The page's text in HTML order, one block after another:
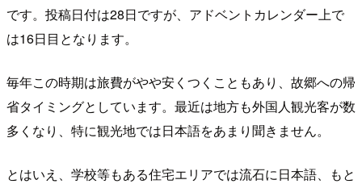
です。投稿日付は28日ですが、アドベントカレンダー上で
は16日目となります。
毎年この時期は旅費がやや安くつくこともあり、故郷への帰
省タイミングとしています。最近は地方も外国人観光客が数
多くなり、特に観光地では日本語をあまり聞きません。
とはいえ、学校等もある住宅エリアでは流石に日本語、もと